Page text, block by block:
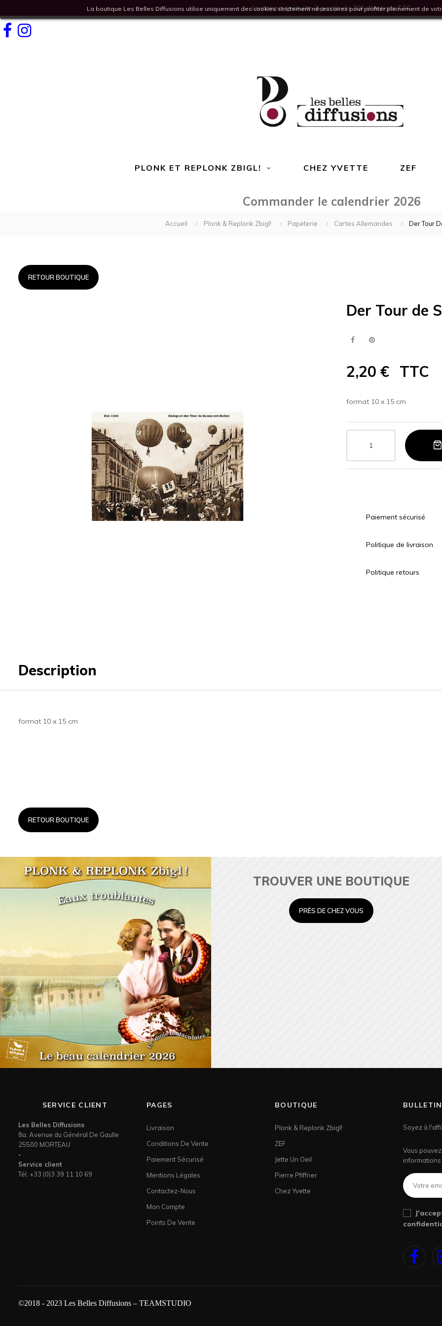
Livraison gratuite à partir de 30€ d'achats TTC
Facebook
PLONK ET REPLONK ZBIGL! CHEZ YVETTE ZEF
La boutique Les Belles Diffusions utilise uniquement des cookies strictement nécessaires pour profiter pleinement de
Commander le calendrier 2026
Accueil Plonk & Replonk Zbigl! Papeterie Cartes Allemandes Der Tour
RETOUR BOUTIQUE
Der Tour de
2,20 € TTC
format 10 x 15 cm
Paiement sécurisé
Politique de livraison
Politique retours
Description
format 10 x 15 cm
RETOUR BOUTIQUE
TROUVER UNE BOUTIQUE
PRÈS DE CHEZ VOUS
SERVICE CLIENT
Les Belles Diffusions
8a, Avenue du Général De Gaulle
25500 MORTEAU
-
Service client
Tél. +33 (0)3 39 11 10 69
PAGES
Livraison
Conditions De Vente
Paiement Sécurisé
Mentions Légales
Contactez-Nous
Mon Compte
Points De Vente
BOUTIQUE
Plonk & Replonk Zbigl!
ZEF
Jette Un Oeil
Pierre Pfiffner
Chez Yvette
Soyez à
Vous
©2018 - 2023 Les Belles Diffusions – TEAMSTUDIO